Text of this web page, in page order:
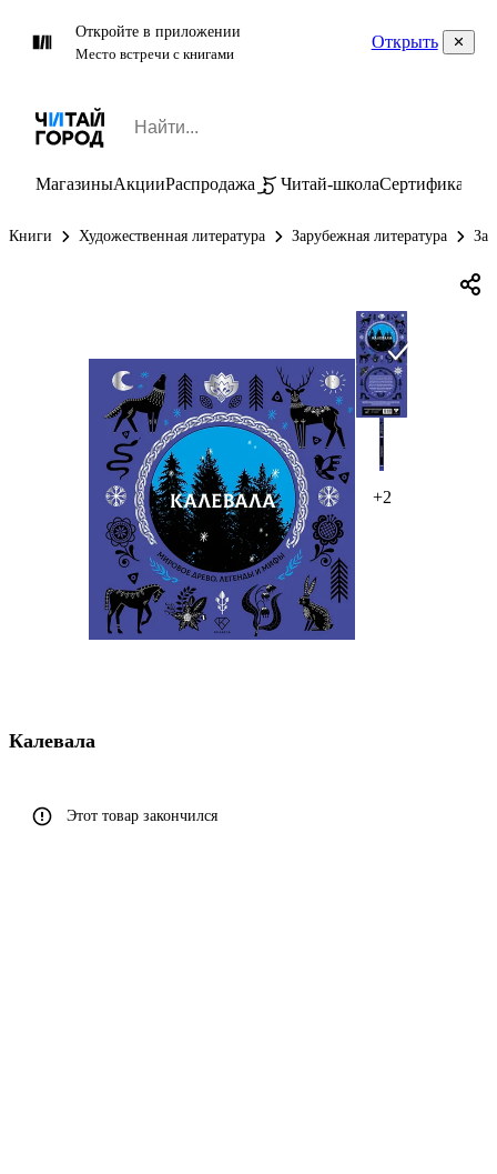
Откройте в приложении
Место встречи с книгами
Открыть
МагазиныАкцииРаспродажа Читай-школаСертификаты
Книги Художественная литература Зарубежная литература
+2
Калевала
Этот товар закончился